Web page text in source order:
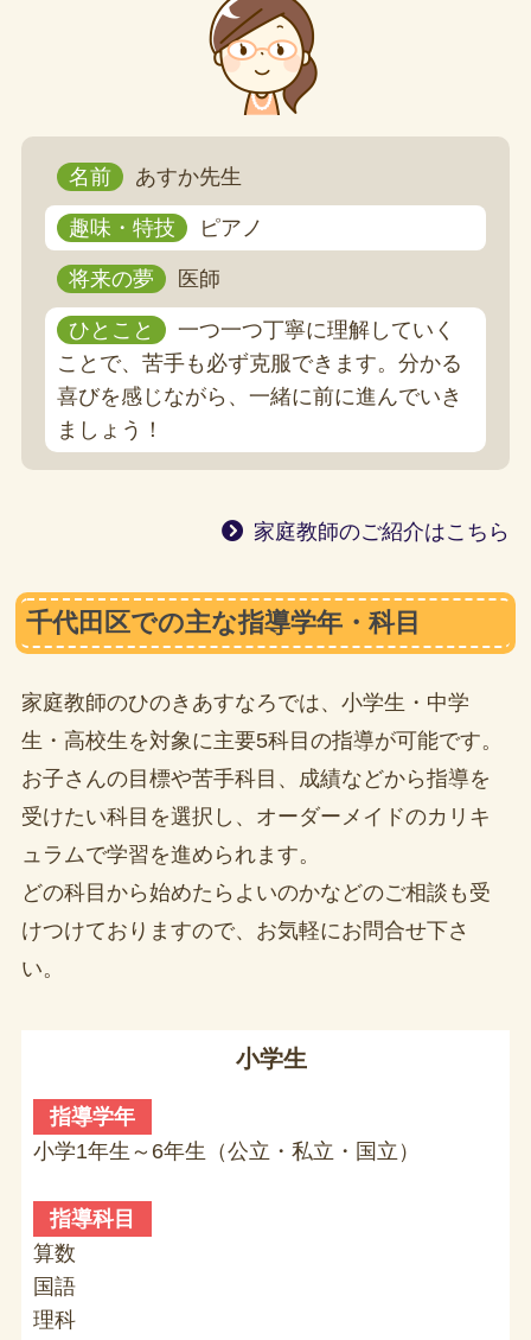
名前 あすか先生
趣味・特技 ピアノ
将来の夢 医師
ひとこと
一つ一つ丁寧に理解していく
ことで、苦手も必ず克服できます。分かる
喜びを感じながら、一緒に前に進んでいき
ましょう！
家庭教師のご紹介はこちら
千代田区での主な指導学年・科目
家庭教師のひのきあすなろでは、小学生・中学
生・高校生を対象に主要5科目の指導が可能です。
お子さんの目標や苦手科目、成績などから指導を
受けたい科目を選択し、オーダーメイドのカリキ
ュラムで学習を進められます。
どの科目から始めたらよいのかなどのご相談も受
けつけておりますので、お気軽にお問合せ下さ
い。
小学生
指導学年
小学1年生～6年生（公立・私立・国立）
指導科目
算数
国語
理科